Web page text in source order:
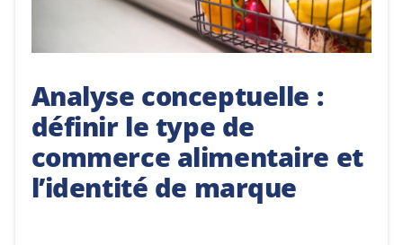
Analyse conceptuelle :
définir le type de
commerce alimentaire et
l’identité de marque